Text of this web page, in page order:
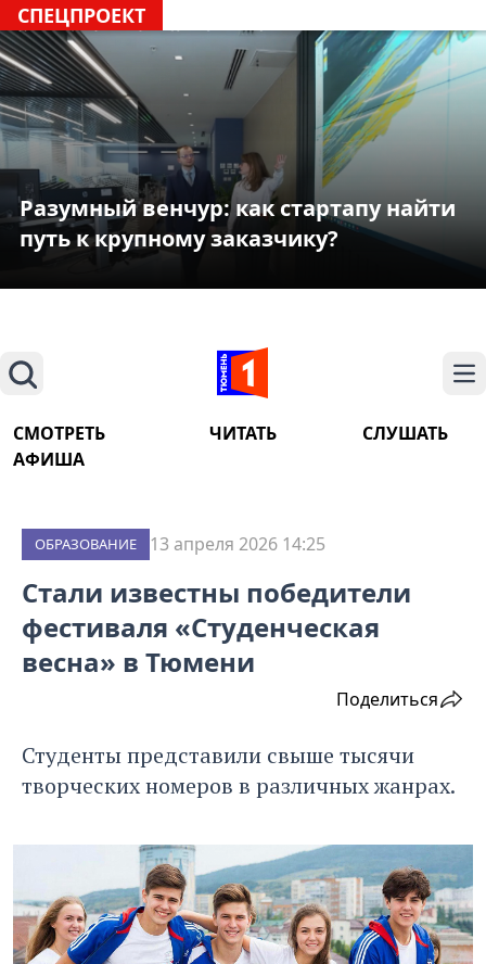
СПЕЦПРОЕКТ
Разумный венчур: как стартапу найти
путь к крупному заказчику?
Поиск
СМОТРЕТЬ ЧИТАТЬ
СЛУШАТЬ
АФИША
ОБРАЗОВАНИЕ 13 апреля 2026 14:25
Стали известны победители
фестиваля «Студенческая
весна» в Тюмени
Поделиться
Студенты представили свыше тысячи
творческих номеров в различных жанрах.